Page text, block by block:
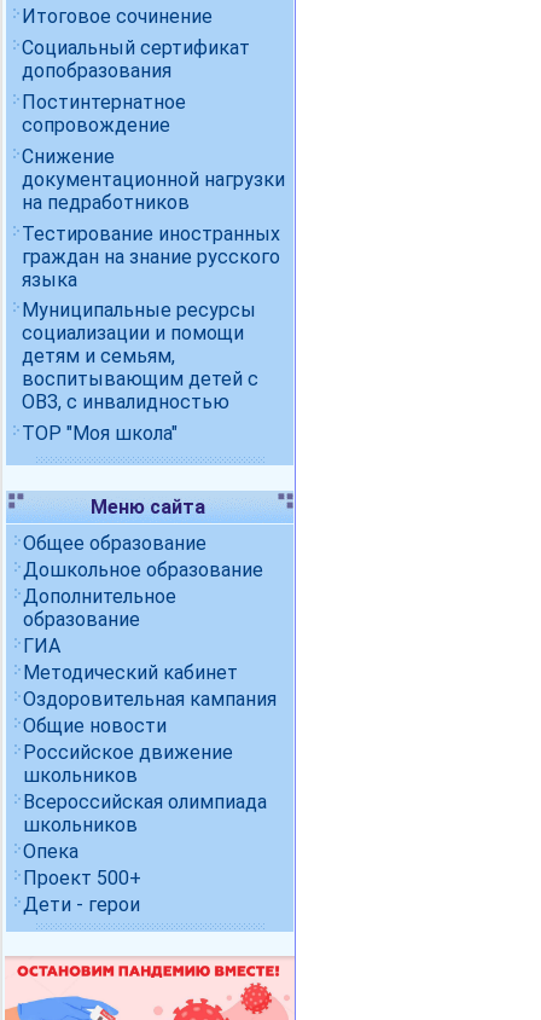
Итоговое сочинение
Социальный сертификат
допобразования
Постинтернатное
сопровождение
Снижение
документационной нагрузки
на педработников
Тестирование иностранных
граждан на знание русского
языка
Муниципальные ресурсы
социализации и помощи
детям и семьям,
воспитывающим детей с
ОВЗ, с инвалидностью
ТОР "Моя школа"
Меню сайта
Общее образование
Дошкольное образование
Дополнительное
образование
ГИА
Методический кабинет
Оздоровительная кампания
Общие новости
Российское движение
школьников
Всероссийская олимпиада
школьников
Опека
Проект 500+
Дети - герои